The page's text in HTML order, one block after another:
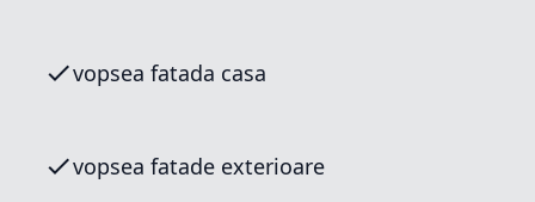
vopsea fatada casa
vopsea fatade exterioare